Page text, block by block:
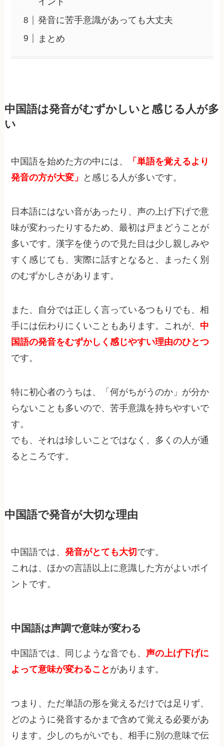
発音に苦手意識があっても大丈夫
まとめ
中国語は発音がむずかしいと感じる人が多
い
中国語を始めた方の中には、
「単語を覚えるより
発音の方が大変」
と感じる人が多いです。
日本語にはない音があったり、声の上げ下げで意
味が変わったりするため、最初は戸まどうことが
多いです。漢字を使うので見た目は少し親しみや
すく感じても、実際に話すとなると、まったく別
のむずかしさがあります。
また、自分では正しく言っているつもりでも、相
手には伝わりにくいこともあります。これが、 中
国語の発音をむずかしく感じやすい理由のひとつ
です。
特に初心者のうちは、「何がちがうのか」が分か
らないことも多いので、苦手意識を持ちやすいで
す。
でも、それは珍しいことではなく、多くの人が通
るところです。
中国語で発音が大切な理由
中国語では、発音がとても大切です。
これは、ほかの言語以上に意識した方がよいポイ
ントです。
中国語は声調で意味が変わる
中国語では、同じような音でも、声の上げ下げに
よって意味が変わること があります。
つまり、ただ単語の形を覚えるだけでは足りず、
どのように発音するかまで含めて覚える必要があ
ります。少しのちがいでも、相手に別の意味で伝